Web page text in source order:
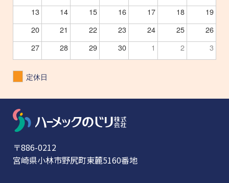
13
14 15 16 17 18
19
20
21 22 23 24 25
26
27
28 29 30 1 2 3
定休日
〒886-0212
宮崎県小林市野尻町東麓5160番地